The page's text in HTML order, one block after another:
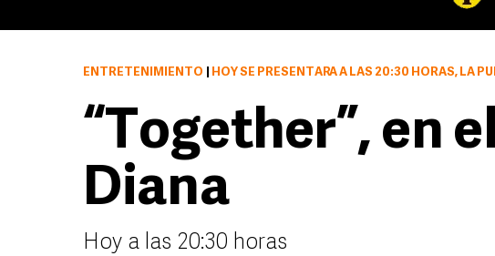
ENTRETENIMIENTO HOY SE PRESENTARÁ A LAS 20:30 HORAS, LA PUESTA EN ESCENA
“Together”, en
Diana
Hoy a las 20:30 horas